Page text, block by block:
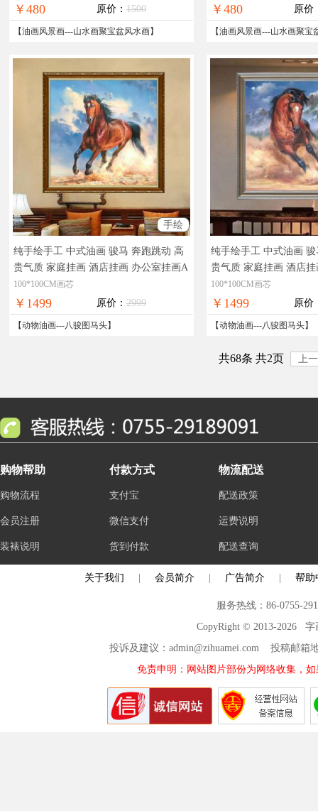
全国免邮
￥480 原价： 1500
【油画风景画---山水画聚宝盆风水画】
邮
￥480 原价
【油画风景画---山水画聚宝
手绘
纯手绘手工 中式油画 骏马 奔跑跳动 高
贵气质 家庭挂画 酒店挂画 办公室挂画A
油画背景墙，实物拍摄，现货图片，在
线支付，全国免邮
100*100CM画芯
￥1499 原价： 2999
【动物油画---八骏图马头】
纯手绘手工 中式油画
贵气质 家庭挂画 酒店
实物拍摄，现货图片，
免邮
100*100CM画芯
￥1499 原价
【动物油画---八骏图马头】
共68条 共2页 上
购物帮助
购物流程
会员注册
装裱说明
付款方式
支付宝
微信支付
货到付款
物流配送
配送政策
运费说明
配送查询
关于我们 会员简介 广告简介 帮助
服务热线：86-0755-
CopyRight © 2013-2026 字
投诉及建议：admin@zihuamei.com 投稿邮
免责申明：网站图片部份为网络收集，